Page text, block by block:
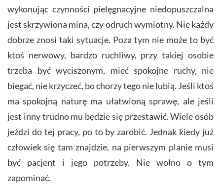
wykonując czynności pielęgnacyjne niedopuszczalna
jest skrzywiona mina, czy odruch wymiotny. Nie każdy
dobrze znosi taki sytuacje. Poza tym nie może to być
ktoś nerwowy, bardzo ruchliwy, przy takiej osobie
trzeba być wyciszonym, mieć spokojne ruchy, nie
biegać, nie krzyczeć, bo chorzy tego nie lubią. Jeśli ktoś
ma spokojną naturę ma ułatwioną sprawę, ale jeśli
jest inny trudno mu będzie się przestawić. Wiele osób
jeździ do tej pracy, po to by zarobić. Jednak kiedy już
człowiek się tam znajdzie, na pierwszym planie musi
być pacjent i jego potrzeby. Nie wolno o tym
zapominać.